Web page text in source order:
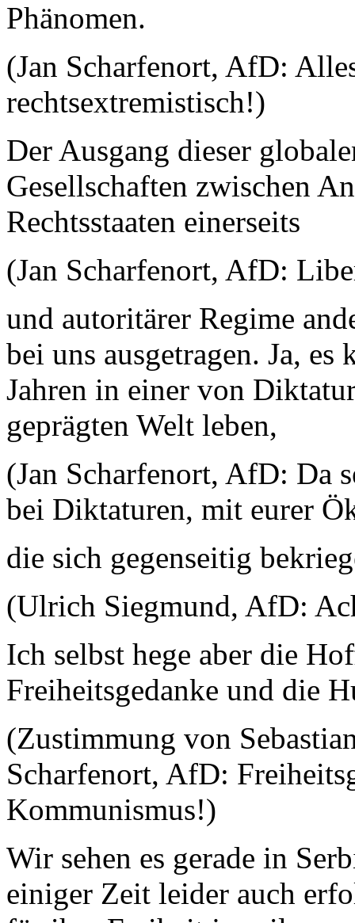
Phänomen.
(Jan Scharfenort, AfD:
rechtsextremistisch!)
Der Ausgang dieser
Gesellschaften zwischen
Rechtsstaaten einerseits
(Jan Scharfenort, AfD:
und autoritärer Regime
bei uns ausgetragen. Ja,
Jahren in einer von
geprägten Welt leben,
(Jan Scharfenort, AfD: Da
bei Diktaturen, mit eurer
die sich gegenseitig
(Ulrich Siegmund, AfD:
Ich selbst hege aber die
Freiheitsgedanke und die
(Zustimmung von
Scharfenort, AfD:
Kommunismus!)
Wir sehen es gerade in
einiger Zeit leider auch